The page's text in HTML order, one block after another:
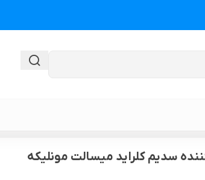
مونلیکه
سدیم کلراید میسالت مونلیکه